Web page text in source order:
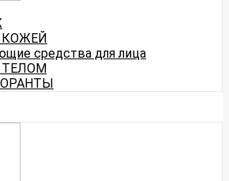
КОЖЕЙ
средства для лица
ТЕЛОМ